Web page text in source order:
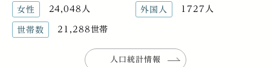
女性 24,048人 外国人 1727人
世帯数 21,288世帯
人口統計情報